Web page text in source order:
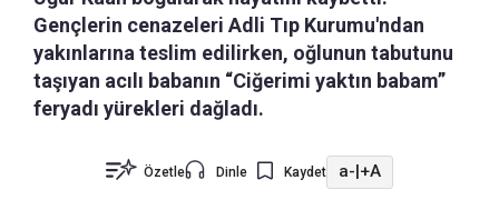
Gençlerin cenazeleri Adli Tıp Kurumu'ndan
yakınlarına teslim edilirken, oğlunun tabutunu
taşıyan acılı babanın “Ciğerimi yaktın babam”
feryadı yürekleri dağladı.
Özetle Dinle Kaydet a-|+A